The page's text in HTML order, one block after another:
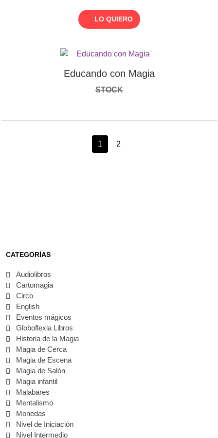
LO QUIERO
Educando con Magia
STOCK
1 2
CATEGORÍAS
Audiolibros
Cartomagia
Circo
English
Eventos mágicos
Globoflexia Libros
Historia de la Magia
Magia de Cerca
Magia de Escena
Magia de Salón
Magia infantil
Malabares
Mentalismo
Monedas
Nivel de Iniciación
Nivel Intermedio